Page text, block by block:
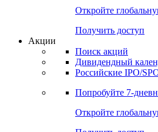
Опросы
Попробуйте7-
Откройте
Получить доступ
Поиск акций
Российские IPO/